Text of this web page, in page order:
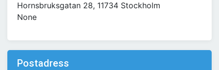
Hornsbruksgatan 28, 11734 Stockholm
None
Postadress